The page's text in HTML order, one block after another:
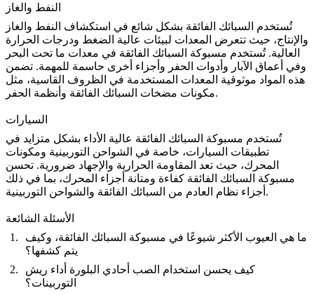
النفط والغاز
تُستخدم السبائك الفائقة بشكل شائع في استكشاف النفط والغاز
والإنتاج، حيث تتعرض المعدات لبيئات عالية الضغط ودرجات الحرارة
العالية. تُستخدم مسبوكة السبائك الفائقة في معدات ما تحت البحر
وفي أعماق الآبار وأدوات الحفر وأجزاء أخرى حاسمة للمهمة. تضمن
هذه المواد موثوقية المعدات المستخدمة في الظروف القاسية، مثل
مكونات مضخات السبائك الفائقةوأنظمة الحفر.
السيارات
تُستخدم مسبوكة السبائك الفائقة عالية الأداء بشكل متزايد في
تطبيقات السيارات، خاصة في الشواحن التوربينية ومكونات
المحرك، حيث تعد المقاومة الحرارية والإجهاد ضرورية. تحسن
مسبوكة السبائك الفائقة كفاءة ومتانة أجزاء المحرك، بما في ذلك
أجزاء نظام العادم من السبائك الفائقة و الشواحن التوربينية .
الأسئلة الشائعة
ما هي العيوب الأكثر شيوعًا في مسبوكة السبائك الفائقة، وكيف
يتم كشفها؟
كيف يحسن استخدام الصب أحادي البلورة أداء ريش
التوربينات؟